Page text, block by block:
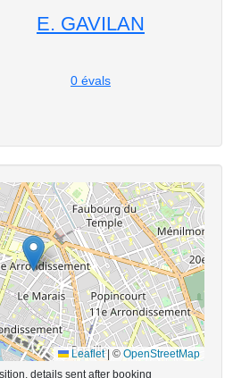
E. GAVILAN
0évals
Leaflet © OpenStreetMap
details sent after booking